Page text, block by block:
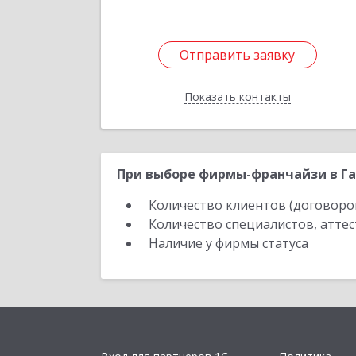
Отправить заявку
Показать контакты
Отправить заявку
Назад
При выборе фирмы-франчайзи в
Количество клиентов
Количество специалистов,
Наличие у фирмы статуса